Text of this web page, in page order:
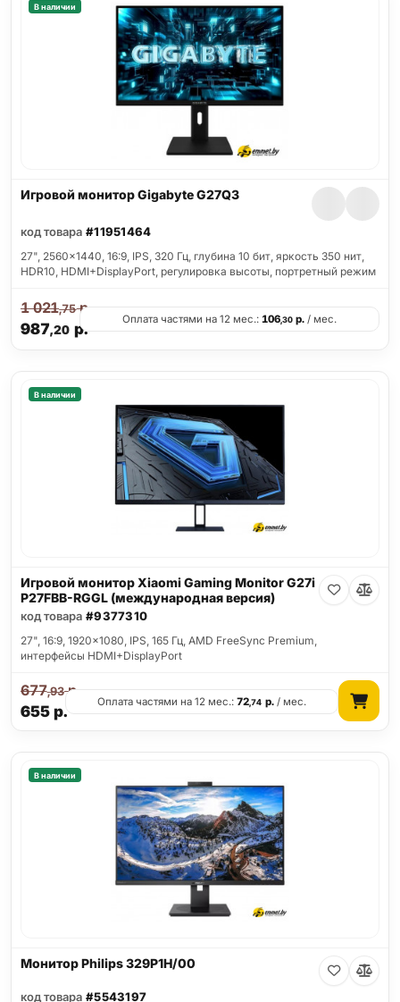
В наличии
Игровой монитор Gigabyte G27Q3
код товара #11951464
27", 2560x1440, 16:9, IPS, 320 Гц, глубина 10 бит, яркость 350 нит,
HDR10, HDMI+DisplayPort, регулировка высоты, портретный режим
987,20р.
1 021,75р.
Оплата частями на 12 мес.: 106,30 р. / мес.
В наличии
Игровой монитор Xiaomi Gaming Monitor G27i
P27FBB-RGGL (международная версия)
код товара #9377310
27", 16:9, 1920x1080, IPS, 165 Гц, AMD FreeSync Premium,
интерфейсы HDMI+DisplayPort
655р.
677,93р.
Оплата частями на 12 мес.:72,74 р./ мес.
В наличии
Монитор Philips 329P1H/00
код товара #5543197